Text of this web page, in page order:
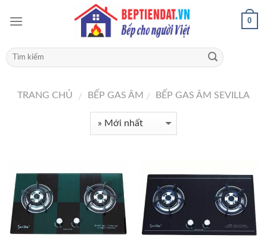
0
TRANG CHỦ / BẾP GAS ÂM / BẾP GAS ÂM SEVILLA